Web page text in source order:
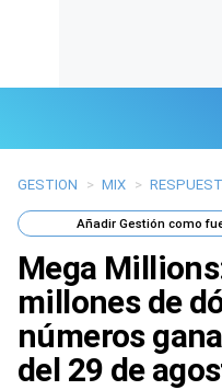
Últimas Noticias
Mi Bolsillo
Respuestas
Gente
GESTION > MIX >
AñadirGestión como
Mega
millones de
números
del 29 de